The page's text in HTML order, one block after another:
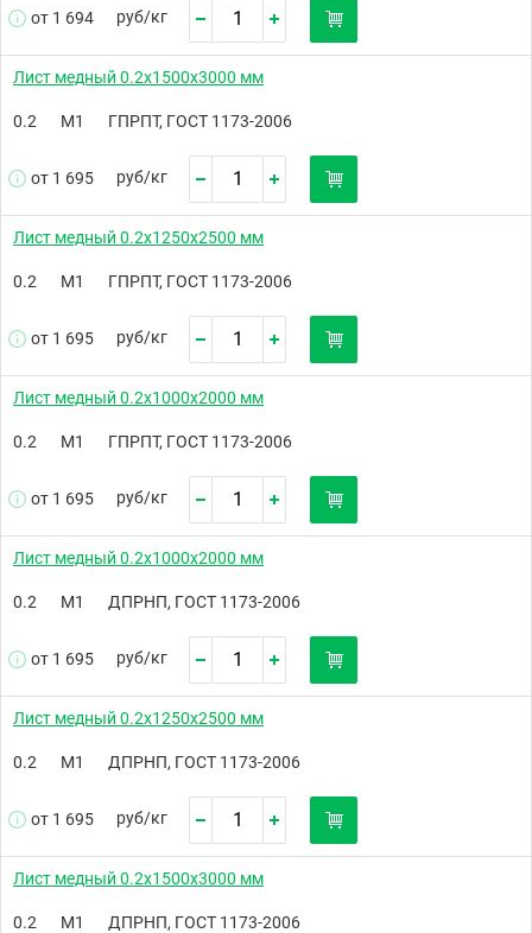
от 1 694 руб/кг
Лист медный 0.2х1500х3000 мм
0.2 М1 ГПРПТ, ГОСТ 1173-2006
от 1 695 руб/кг
Лист медный 0.2х1250х2500 мм
0.2 М1 ГПРПТ, ГОСТ 1173-2006
от 1 695 руб/кг
Лист медный 0.2х1000х2000 мм
0.2 М1 ГПРПТ, ГОСТ 1173-2006
от 1 695 руб/кг
Лист медный 0.2х1000х2000 мм
0.2 М1 ДПРНП, ГОСТ 1173-2006
от 1 695 руб/кг
Лист медный 0.2х1250х2500 мм
0.2 М1 ДПРНП, ГОСТ 1173-2006
от 1 695 руб/кг
Лист медный 0.2х1500х3000 мм
0.2 М1 ДПРНП, ГОСТ 1173-2006